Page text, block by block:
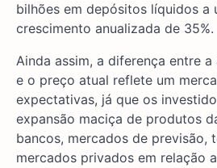
bilhões em depósitos líquidos a
crescimento anualizada de 35%.
Ainda assim, a diferença entre
e o preço atual reflete um
expectativas, já que os
expansão maciça de produtos
bancos, mercados de previsão,
mercados privados em relação